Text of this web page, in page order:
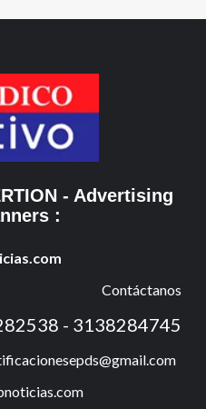
- Advertising
:
Contáctanos
- 3138284745